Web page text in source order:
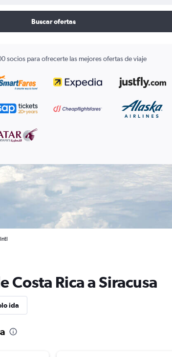
Buscar ofertas
socios para ofrecerte las mejores ofertas de viaje
Costa Rica a Siracusa
ida